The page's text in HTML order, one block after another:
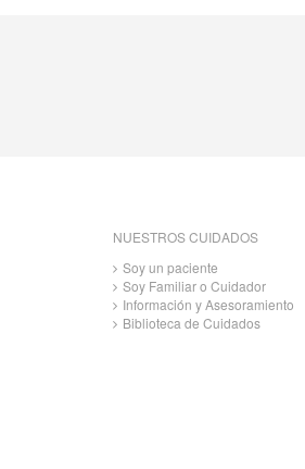
NUESTROS CUIDADOS
Soy un paciente
Soy Familiar o Cuidador
Información y Asesoramiento
Biblioteca de Cuidados